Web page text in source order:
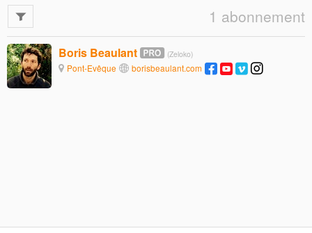
1 abonnement
Boris Beaulant (Zeloko)
Pont-Evêque borisbeaulant.com